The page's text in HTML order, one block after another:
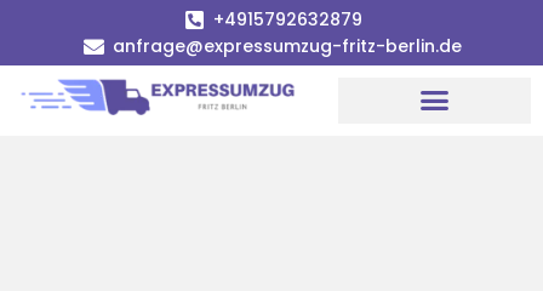
+4915792632879
anfrage@expressumzug-fritz-berlin.de